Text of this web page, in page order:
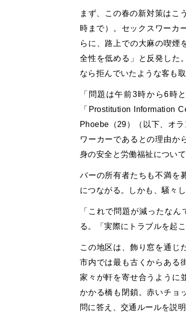
まず、この春の新対策はこ
時まで）。セックスワーカ
らに、路上での大麻の喫煙
全性を低める」と反発した
なら拒んでいたような客も
「問題は午前3時から6時
「Prostitution Information
Phoebe（29）（以下、オ
ワーカーであるとの理由か
身の安全と労働福祉につい
バーの所有者たちも不満を
につながる。しかも、騒々
「これで問題が減ったな
る。「実際にトラブルを起
この地区は、飾り窓を通じ
市内では最も古くからある
家々が軒を寄せ合うように
かかる橋も閉鎖。赤いチョ
問に答え、交通ルールを説明